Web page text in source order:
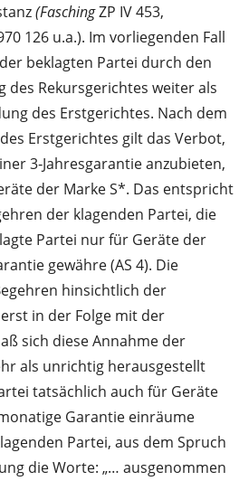
(FaschingZP IV 453,
126 u.a.). Im vorliegenden Fall
beklagten Partei durch den
des Rekursgerichtes weiter als
des Erstgerichtes. Nach dem
Erstgerichtes gilt das Verbot,
3‑Jahresgarantie anzubieten,
der Marke S*. Das entspricht
der klagenden Partei, die
Partei nur für Geräte der
gewähre (AS 4). Die
hinsichtlich der
in der Folge mit der
sich diese Annahme der
als unrichtig herausgestellt
tatsächlich auch für Geräte
Garantie einräume
Partei, aus dem Spruch
die Worte: „… ausgenommen